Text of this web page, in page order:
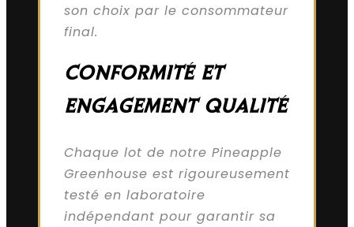
son choix par le consommateur
final.
CONFORMITÉ ET
ENGAGEMENT QUALITÉ
Chaque lot de notre Pineapple
Greenhouse est rigoureusement
testé en laboratoire
indépendant pour garantir sa